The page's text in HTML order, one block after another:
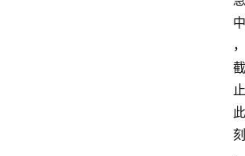
中
，
截
止
此
刻